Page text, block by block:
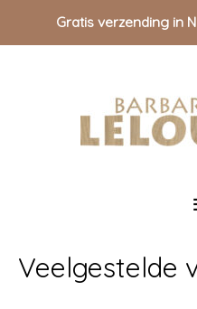
Gratis verzending in
Veelgestelde